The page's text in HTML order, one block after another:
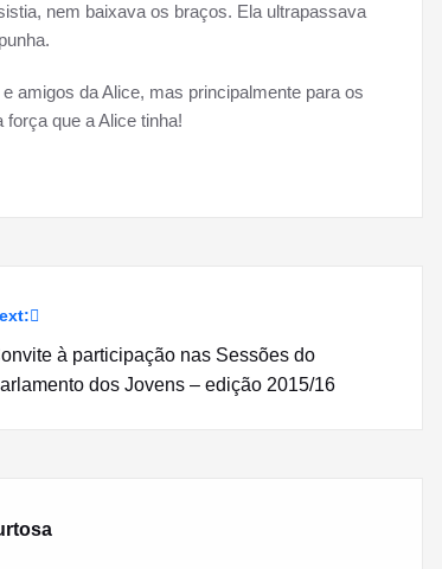
nem baixava os braços. Ela ultrapassava
amigos da Alice, mas principalmente para os
que a Alice tinha!
à participação nas Sessões do
dos Jovens – edição 2015/16